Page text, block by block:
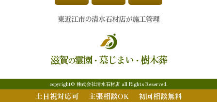
東近江市の清水石材店が施工管理
滋賀の霊園・ 墓じまい ・樹木葬
copyright© 株式会社清水石材店 all Rights Reserved.
土日祝対応可 主張相談OK 初回相談無料